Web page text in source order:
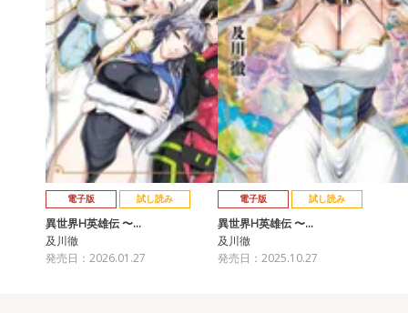
電子版 試し読み
異世界H英雄伝 〜…
及川徹
発売日：2026.01.27
電子版 試し読み
異世界H英雄伝 〜…
及川徹
発売日：2025.10.27